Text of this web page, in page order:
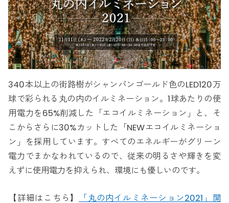
340本以上の街路樹がシャンパンゴールド色のLED120万
球で彩られる丸の内のイルミネーション。1球あたりの使
用電力を65%削減した「エコイルミネーション」と、そ
こからさらに30%カットした「NEWエコイルミネーショ
ン」を採用しています。すべてのエネルギーがグリーン
電力でまかなわれているので、従来の明るさや輝きを変
えずに使用電力を抑えられ、環境にも優しいのです。
【詳細はこちら】
「丸の内イルミネーション2021」開